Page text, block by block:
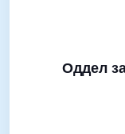
Оддел